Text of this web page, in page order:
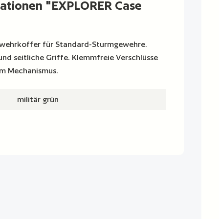
"EXPLORER Case
für Standard-Sturmgewehre.
seitliche Griffe. Klemmfreie Verschlüsse
Mechanismus.
militär grün